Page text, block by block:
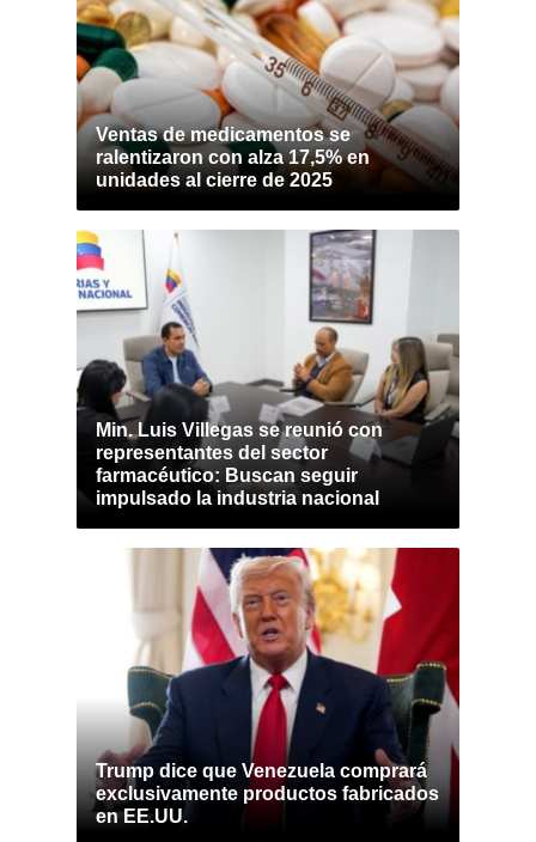
Ventas de medicamentos se
ralentizaron con alza 17,5% en
unidades al cierre de 2025
Min. Luis Villegas se reunió con
representantes del sector
farmacéutico: Buscan seguir
impulsado la industria nacional
Trump dice que Venezuela comprará
exclusivamente productos fabricados
en EE.UU.